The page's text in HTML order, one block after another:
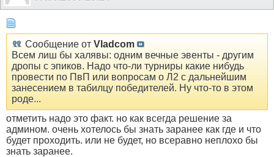
Сообщение от Vladcom
Всем лиш бы халявы: одним вечные эвенты - другим
дропы с эпиков. Надо что-ли турниры какие нибудь
провести по ПвП или вопросам о Л2 с дальнейшим
занесением в табилцу победителей. Ну что-то в этом
роде...
отметить надо это факт. но как всегда решение за
админом. очень хотелось бы знать заранее как где и что
будет проходить. или не будет, но всеравно неплохо бы
знать заранее.